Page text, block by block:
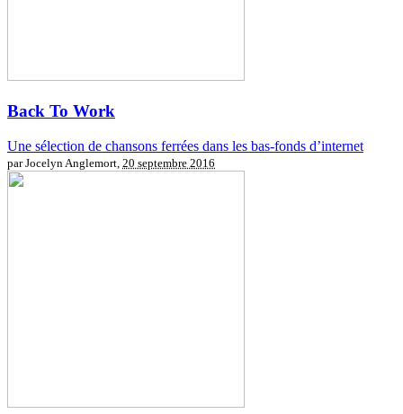
Back To Work
Une sélection de chansons ferrées dans les bas-fonds d’internet
par Jocelyn Anglemort, 20 septembre 2016